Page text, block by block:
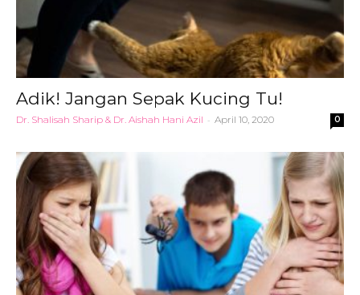
Adik! Jangan Sepak Kucing Tu!
Dr. Shalisah Sharip & Dr. Aishah Hani Azil - April 10, 2020 0